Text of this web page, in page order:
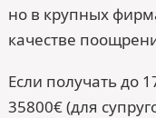
но в крупных
качестве
Если получать до
35800€ (для